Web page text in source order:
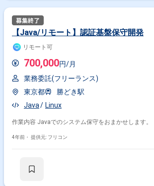
【Java/リモート】認証基盤保守開発
リモート可
700,000円/月
業務委託(フリーランス)
東京都
勝どき駅
Java
Linux
作業内容 Javaでのシステム保守をおまかせします。
4年前・ 提供元: フリコン